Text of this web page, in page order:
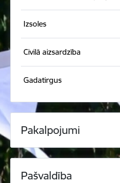
Izsoles
Civilā aizsardzība
Gadatirgus
Pakalpojumi
Pašvaldība